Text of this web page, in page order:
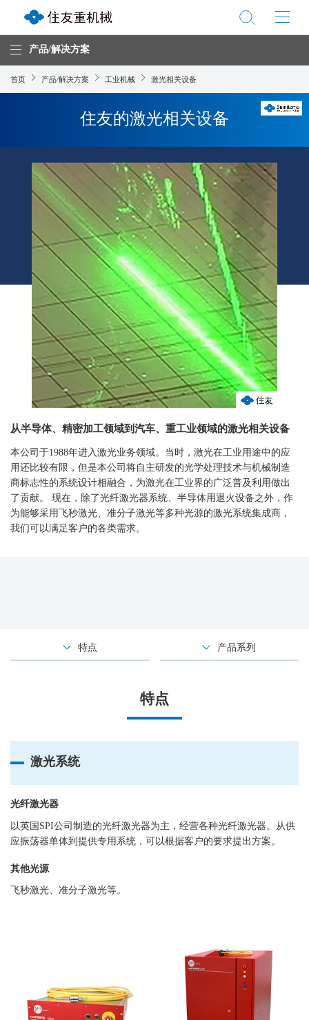
产品/解决方案
首页 产品/解决方案 工业机械 激光相关设备
住友的激光相关设备
从半导体、精密加工领域到汽车、重工业领域的激光相关设备
本公司于1988年进入激光业务领域。当时，激光在工业用途中的应
用还比较有限，但是本公司将自主研发的光学处理技术与机械制造
商标志性的系统设计相融合，为激光在工业界的广泛普及利用做出
了贡献。 现在，除了光纤激光器系统、半导体用退火设备之外，作
为能够采用飞秒激光、准分子激光等多种光源的激光系统集成商，
我们可以满足客户的各类需求。
特点 产品系列
特点
激光系统
光纤激光器
以英国SPI公司制造的光纤激光器为主，经营各种光纤激光器。从供
应振荡器单体到提供专用系统，可以根据客户的要求提出方案。
其他光源
飞秒激光、准分子激光等。